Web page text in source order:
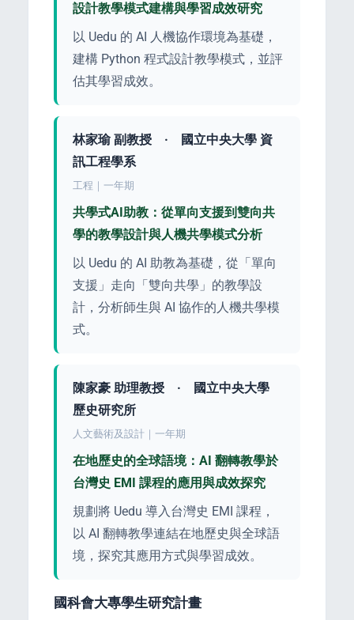
設計教學模式建構與學習成效研究
以 Uedu 的 AI 人機協作環境為基礎，
建構 Python 程式設計教學模式，並評
估其學習成效。
林家瑜 副教授 · 國立中央大學 資
訊工程學系
工程｜一年期
共學式AI助教：從單向支援到雙向共
學的教學設計與人機共學模式分析
以 Uedu 的 AI 助教為基礎，從「單向
支援」走向「雙向共學」的教學設
計，分析師生與 AI 協作的人機共學模
式。
陳家豪 助理教授 · 國立中央大學
歷史研究所
人文藝術及設計｜一年期
在地歷史的全球語境：AI 翻轉教學於
台灣史 EMI 課程的應用與成效探究
規劃將 Uedu 導入台灣史 EMI 課程，
以 AI 翻轉教學連結在地歷史與全球語
境，探究其應用方式與學習成效。
國科會大專學生研究計畫